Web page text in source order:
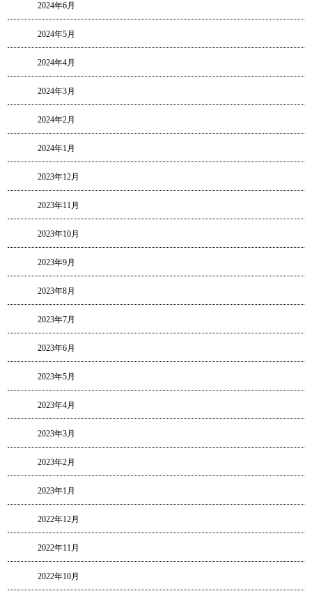
2024年6月
2024年5月
2024年4月
2024年3月
2024年2月
2024年1月
2023年12月
2023年11月
2023年10月
2023年9月
2023年8月
2023年7月
2023年6月
2023年5月
2023年4月
2023年3月
2023年2月
2023年1月
2022年12月
2022年11月
2022年10月